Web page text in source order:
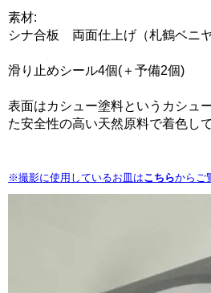
素材:
シナ合板 両面仕上げ（札鶴ベニヤ
滑り止めシール4個(＋予備2個)
表面はカシュー塗料というカシュ
た安全性の高い天然原料で着色し
※撮影に使用しているお皿はこちらからご